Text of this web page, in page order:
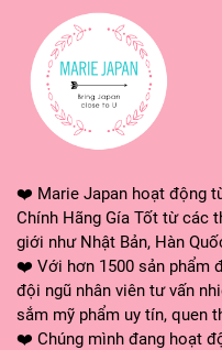
❤️ Marie Japan hoạt động
Chính Hãng Gía Tốt từ các
giới như Nhật Bản, Hàn
❤️ Với hơn 1500 sản phẩm
đội ngũ nhân viên tư vấn
sắm mỹ phẩm uy tín, quen
❤️ Chúng mình đang hoạt